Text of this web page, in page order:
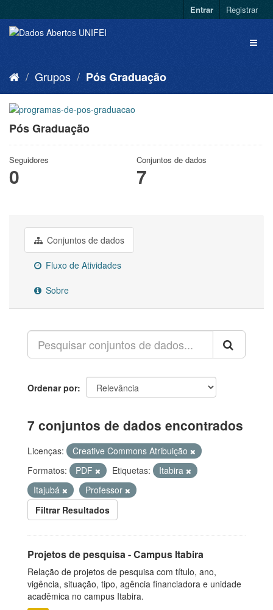
Entrar Registrar
Grupos Pós Graduação
Pós Graduação
Seguidores
0
Conjuntos de dados
7
Conjuntos de dados
Fluxo de Atividades
Sobre
Ordenar por
7 conjuntos de dados encontrados
Licenças:
Creative Commons Atribuição
Formatos:
PDF Etiquetas:
Itabira
Itajubá
Professor
Filtrar Resultados
Projetos de pesquisa - Campus Itabira
Relação de projetos de pesquisa com título, ano,
vigência, situação, tipo, agência financiadora e unidade
acadêmica no campus Itabira.